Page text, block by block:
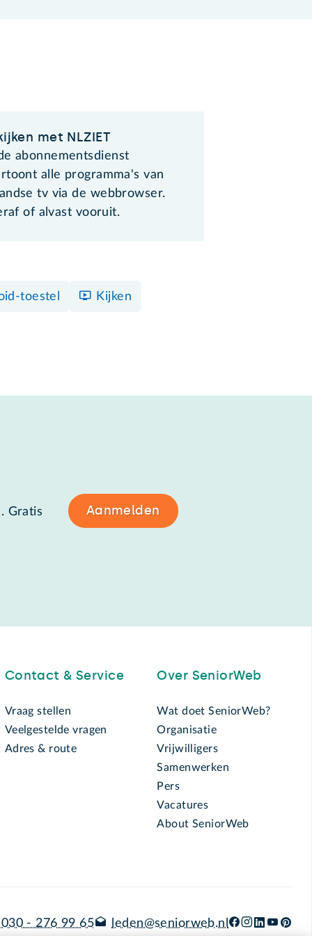
met NLZIET
abonnementsdienst
alle programma's van
tv via de webbrowser.
of alvast vooruit.
toestel Kijken
Gratis Aanmelden
Contact & Service
Vraag stellen
Veelgestelde vragen
Adres & route
Over SeniorWeb
Wat doet SeniorWeb?
Organisatie
Vrijwilligers
Samenwerken
Pers
Vacatures
About SeniorWeb
030 - 276 99 65 leden@seniorweb.nl